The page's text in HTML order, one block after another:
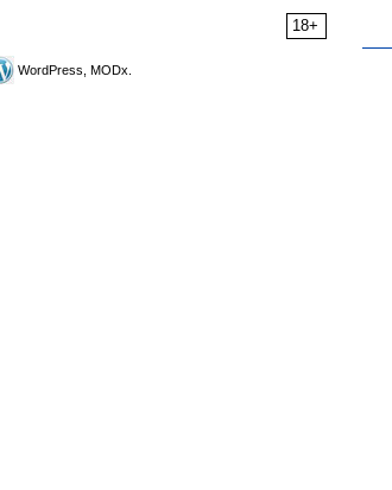
18+
WordPress, MODx.